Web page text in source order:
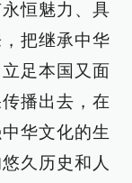
恒魅力、具
把继承中华
足本国又面
播出去，在
华文化的生
久历史和人